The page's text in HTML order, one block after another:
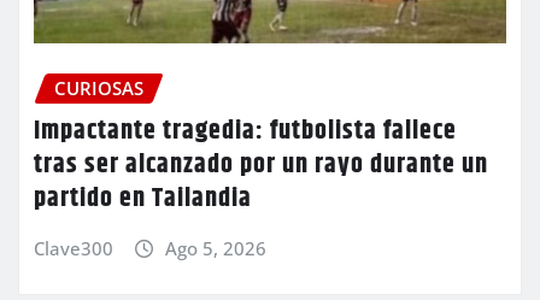
CURIOSAS
Impactante tragedia: futbolista fallece
tras ser alcanzado por un rayo durante un
partido en Tailandia
Clave300 Ago 5, 2026